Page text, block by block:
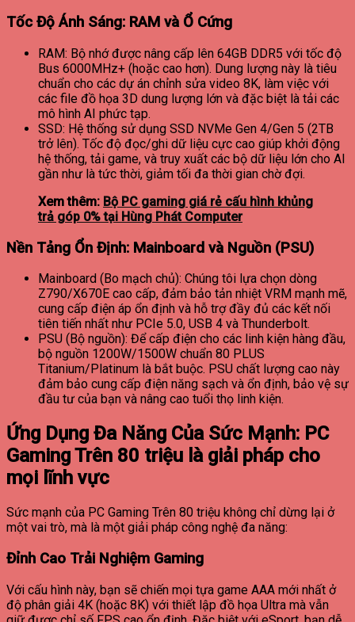
Tốc Độ Ánh Sáng: RAM và Ổ Cứng
RAM: Bộ nhớ được nâng cấp lên 64GB DDR5 với tốc độ
Bus 6000MHz+ (hoặc cao hơn). Dung lượng này là tiêu
chuẩn cho các dự án chỉnh sửa video 8K, làm việc với
các file đồ họa 3D dung lượng lớn và đặc biệt là tải các
mô hình AI phức tạp.
SSD: Hệ thống sử dụng SSD NVMe Gen 4/Gen 5 (2TB
trở lên). Tốc độ đọc/ghi dữ liệu cực cao giúp khởi động
hệ thống, tải game, và truy xuất các bộ dữ liệu lớn cho AI
gần như là tức thời, giảm tối đa thời gian chờ đợi.
Xem thêm: Bộ PC gaming giá rẻ cấu hình khủng
trả góp 0% tại Hùng Phát Computer
Nền Tảng Ổn Định: Mainboard và Nguồn (PSU)
Mainboard (Bo mạch chủ): Chúng tôi lựa chọn dòng
Z790/X670E cao cấp, đảm bảo tản nhiệt VRM mạnh mẽ,
cung cấp điện áp ổn định và hỗ trợ đầy đủ các kết nối
tiên tiến nhất như PCIe 5.0, USB 4 và Thunderbolt.
PSU (Bộ nguồn): Để cấp điện cho các linh kiện hàng đầu,
bộ nguồn 1200W/1500W chuẩn 80 PLUS
Titanium/Platinum là bắt buộc. PSU chất lượng cao này
đảm bảo cung cấp điện năng sạch và ổn định, bảo vệ sự
đầu tư của bạn và nâng cao tuổi thọ linh kiện.
Ứng Dụng Đa Năng Của Sức Mạnh: PC
Gaming Trên 80 triệu là giải pháp cho
mọi lĩnh vực
Sức mạnh của PC Gaming Trên 80 triệu không chỉ dừng lại ở
một vai trò, mà là một giải pháp công nghệ đa năng:
Đỉnh Cao Trải Nghiệm Gaming
Với cấu hình này, bạn sẽ chiến mọi tựa game AAA mới nhất ở
độ phân giải 4K (hoặc 8K) với thiết lập đồ họa Ultra mà vẫn